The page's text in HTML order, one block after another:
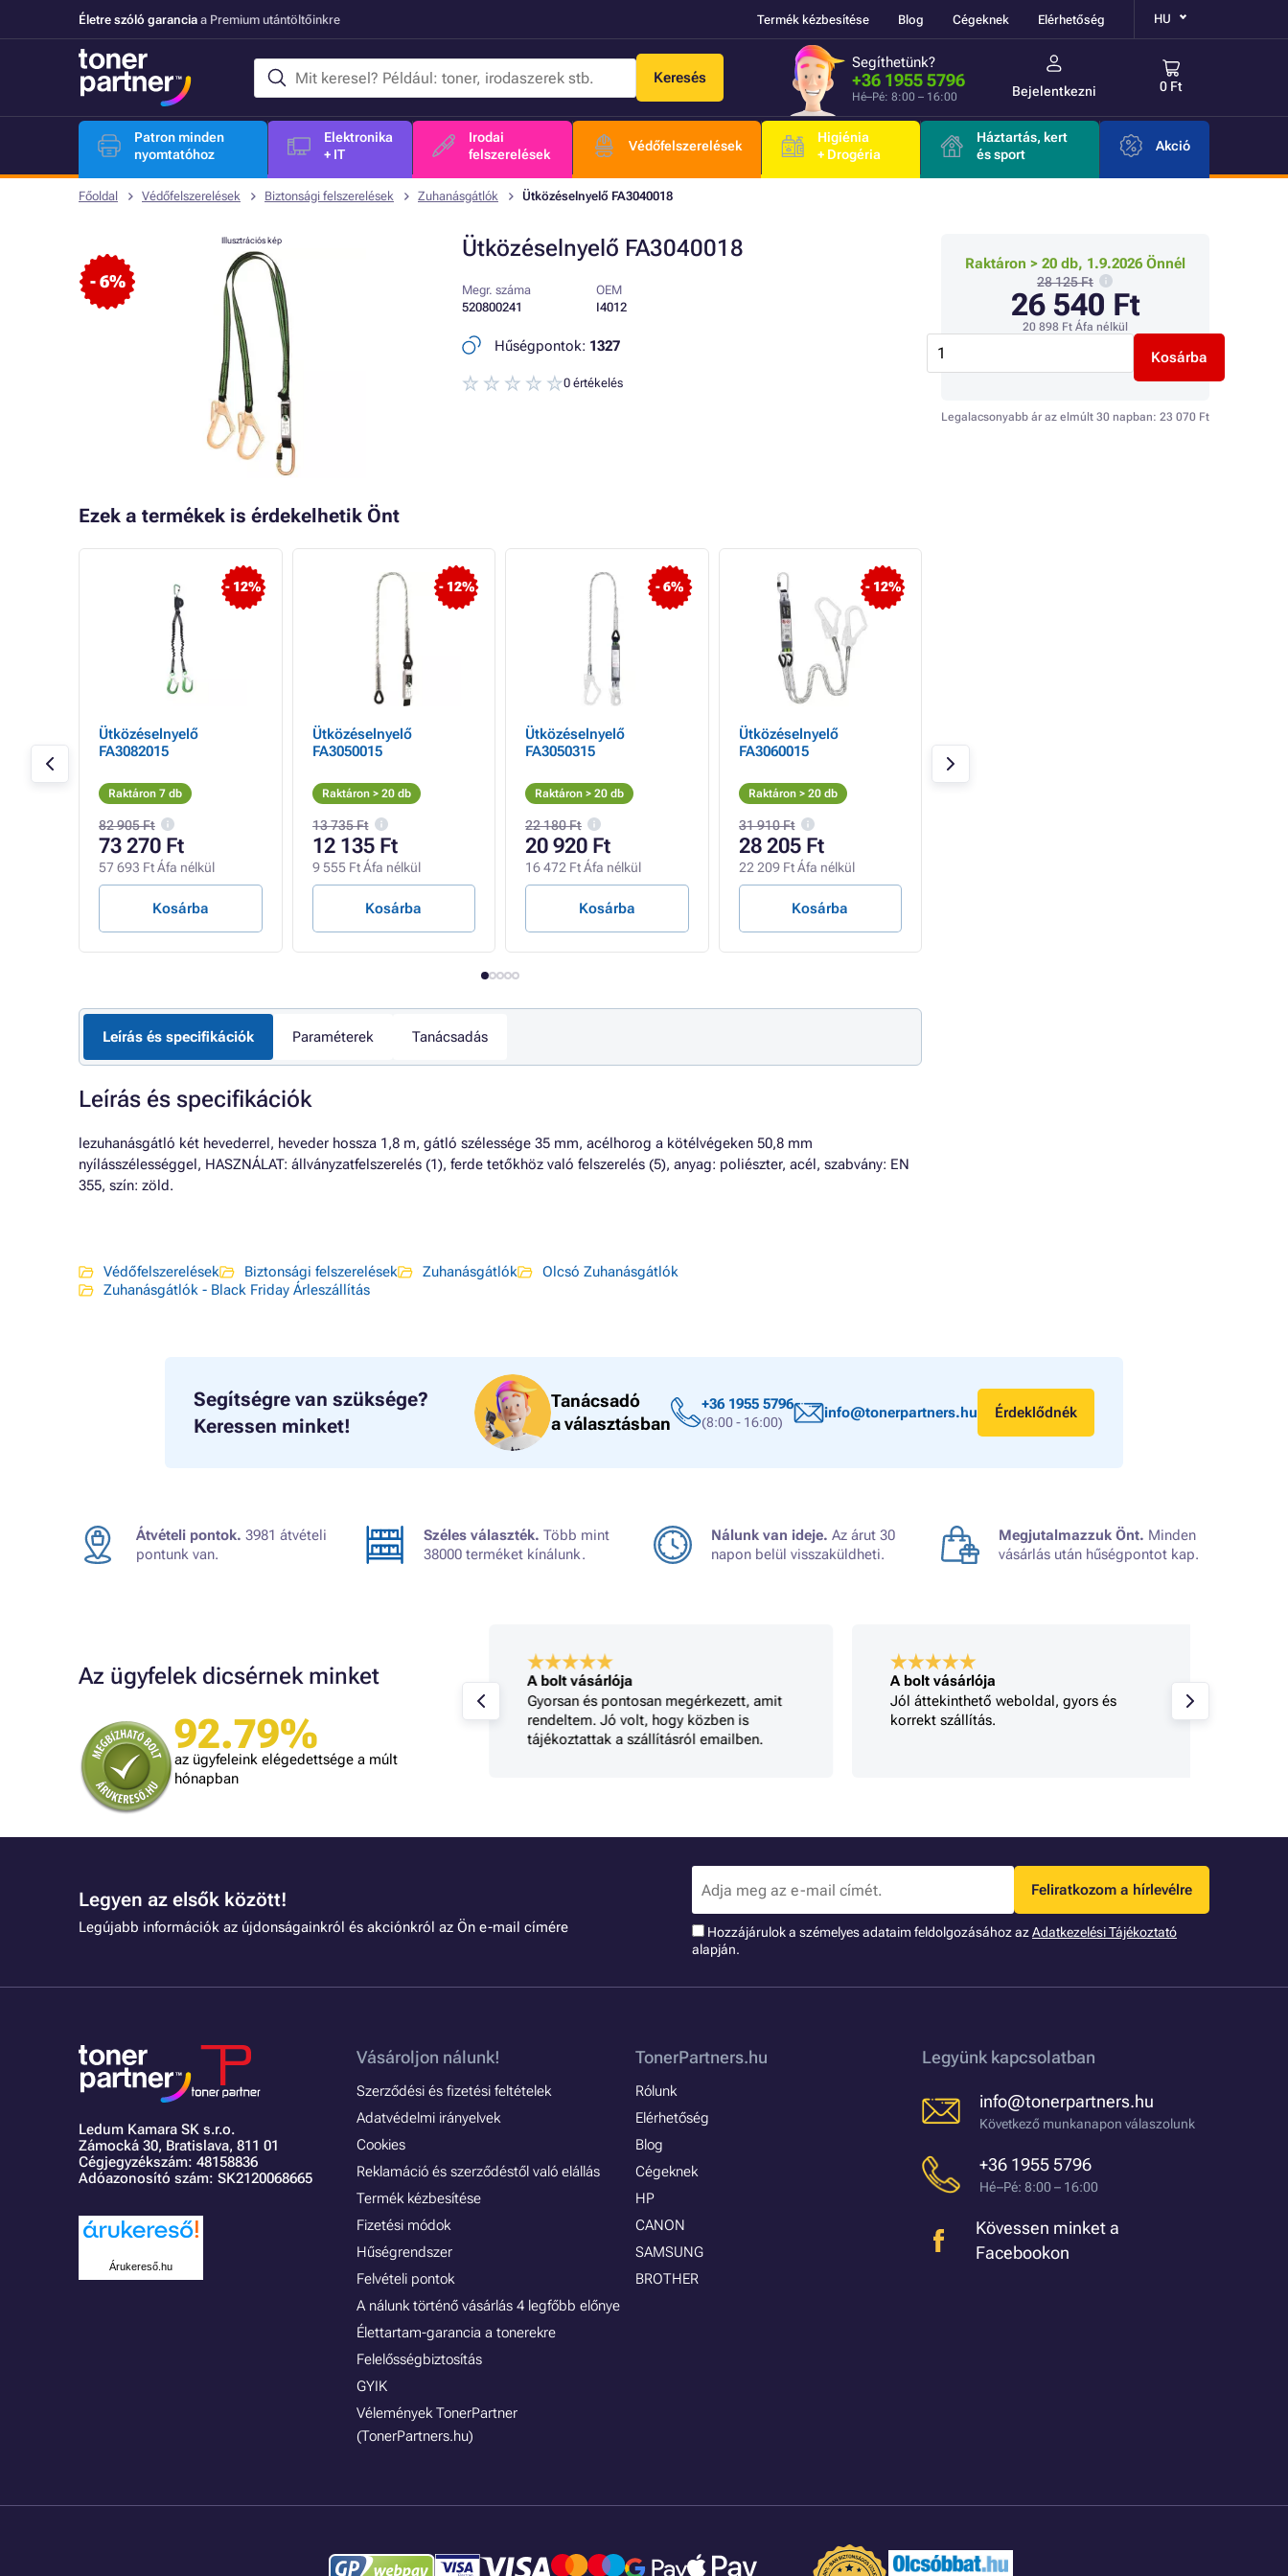
Életre szóló garancia a Premium utántöltőinkre Termék kézbesítése Blog Cégeknek Elérhetőség HU
Keresés
Segíthetünk?
+36 1955 5796
Hé–Pé: 8:00 – 16:00 Bejelentkezni 0 Ft
Patron minden
nyomtatóhoz
Elektronika
+ IT
Irodai
felszerelések
Védőfelszerelések
Higiénia
+ Drogéria
Háztartás, kert
és sport
Akció
Főoldal Védőfelszerelések Biztonsági felszerelések Zuhanásgátlók Ütközéselnyelő FA3040018
Ütközéselnyelő FA3040018
- 6%
Illusztrációs kép
Megr. száma
520800241
OEM
I4012
Hűségpontok: 1327
0 értékelés
Raktáron > 20 db, 1.9.2026 Önnél
28 125 Ft
26 540 Ft
20 898 Ft Áfa nélkül
Kosárba
Legalacsonyabb ár az elmúlt 30 napban: 23 070 Ft
Ezek a termékek is érdekelhetik Önt
- 12%
Ütközéselnyelő
FA3082015
Raktáron 7 db
82 905 Ft
73 270 Ft
57 693 Ft Áfa nélkül
Kosárba
- 12%
Ütközéselnyelő
FA3050015
Raktáron > 20 db
13 735 Ft
12 135 Ft
9 555 Ft Áfa nélkül
Kosárba
- 6%
Ütközéselnyelő
FA3050315
Raktáron > 20 db
22 180 Ft
20 920 Ft
16 472 Ft Áfa nélkül
Kosárba
- 12%
Ütközéselnyelő
FA3060015
Raktáron > 20 db
31 910 Ft
28 205 Ft
22 209 Ft Áfa nélkül
Kosárba
kötéllel és 3 karabinerrel
Leírás és specifikációk Paraméterek Tanácsadás
Leírás és specifikációk
lezuhanásgátló két hevederrel, heveder hossza 1,8 m, gátló szélessége 35 mm, acélhorog a kötélvégeken 50,8 mm
nyílásszélességgel, HASZNÁLAT: állványzatfelszerelés (1), ferde tetőkhöz való felszerelés (5), anyag: poliészter, acél, szabvány: EN
355, szín: zöld.
Védőfelszerelések Biztonsági felszerelések Zuhanásgátlók
Olcsó Zuhanásgátlók
Zuhanásgátlók - Black Friday Árleszállítás
Segítségre van szüksége?
Keressen minket!
Tanácsadó
a választásban
+36 1955 5796
(8:00 - 16:00)
info@tonerpartners.hu Érdeklődnék
Átvételi pontok. 3981 átvételi
pontunk van.
Széles választék. Több mint
38000 terméket kínálunk.
Nálunk van ideje. Az árut 30
napon belül visszaküldheti.
Megjutalmazzuk Önt. Minden
vásárlás után hűségpontot kap.
Az ügyfelek dicsérnek minket
92.79%
az ügyfeleink elégedettsége a múlt
hónapban
Judit
mindennel meg vagyok elégedve!
A bolt vásárlója
Gyorsan és pontosan megérkezett, amit
rendeltem. Jó volt, hogy közben is
tájékoztattak a szállításról emailben.
A bolt vásárlója
Jól áttekinthető weboldal, gyors és
korrekt szállítás.
Legyen az elsők között!
Legújabb információk az újdonságainkról és akciónkról az Ön e-mail címére
Feliratkozom a hírlevélre
Hozzájárulok a szémelyes adataim feldolgozásához azAdatkezelési Tájékoztató
alapján.
Ledum Kamara SK s.r.o.
Zámocká 30, Bratislava, 811 01
Cégjegyzékszám: 48158836
Adóazonosító szám: SK2120068665
Árukereső.hu
Vásároljon nálunk!
Szerződési és fizetési feltételek
Adatvédelmi irányelvek
Cookies
Reklamáció és szerződéstől való elállás
Termék kézbesítése
Fizetési módok
Hűségrendszer
Felvételi pontok
A nálunk történő vásárlás 4 legfőbb előnye
Élettartam-garancia a tonerekre
Felelősségbiztosítás
GYIK
Vélemények TonerPartner
(TonerPartners.hu)
TonerPartners.hu
Rólunk
Elérhetőség
Blog
Cégeknek
HP
CANON
SAMSUNG
BROTHER
Legyünk kapcsolatban
info@tonerpartners.hu
Következő munkanapon válaszolunk
+36 1955 5796
Hé–Pé: 8:00 – 16:00
Kövessen minket a
Facebookon